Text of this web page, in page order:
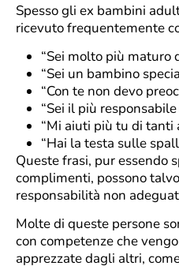
Spesso gli ex bambini
ricevuto frequentemente
“Sei molto più maturo
“Sei un bambino
“Con te non devo
“Sei il più
“Mi aiuti più tu di tanti
“Hai la testa sulle
Queste frasi, pur essendo
complimenti, possono
responsabilità non
Molte di queste persone
con competenze che
apprezzate dagli altri,